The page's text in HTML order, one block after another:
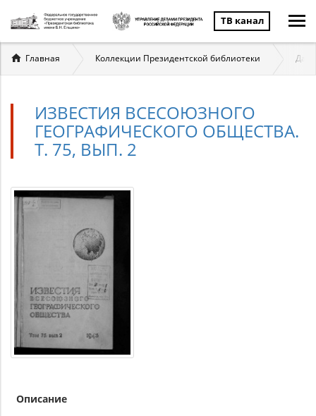
ТВ канал
Вы
здесь
Главная Коллекции Президентской библиотеки
ИЗВЕСТИЯ ВСЕСОЮЗНОГО
ГЕОГРАФИЧЕСКОГО ОБЩЕСТВА.
Т. 75, ВЫП. 2
Описание